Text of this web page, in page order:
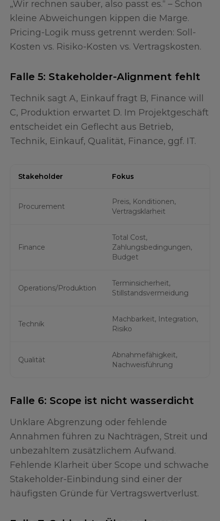
„Wir rechnen sauber, also passt es.“ – Schon
kleine Abweichungen kippen die Marge.
Pricing-Logik muss getrennt werden: Soll-
Kosten vs. Risiko-Kosten vs. Vertragskosten.
Falle 5: Stakeholder-Alignment fehlt
Technik sagt A, Einkauf fragt B, Finance will
C, Produktion erwartet D. Im Projektgeschäft
entscheidet ein Geflecht aus Betrieb,
Technik, Einkauf, Qualität, Finance, ggf. IT.
Stakeholder Fokus
Procurement
Preis, Konditionen,
Vertragsklarheit
Finance
Total Cost,
Zahlungsbedingungen,
Budget
Operations/Produktion
Terminsicherheit,
Stillstandsvermeidung
Technik
Machbarkeit, Integration,
Risiko
Qualität
Abnahmefähigkeit,
Nachweisführung
Falle 6: Scope ist nicht wasserdicht
Unklare Abgrenzung oder fehlende
Annahmen führen zu Nachträgen, Streit und
unbezahltem zusätzlichem Aufwand.
Fehlende Klarheit über Scope und schwache
Stakeholder-Einbindung sind einer der
häufigsten Gründe für Vertragswertverlust.